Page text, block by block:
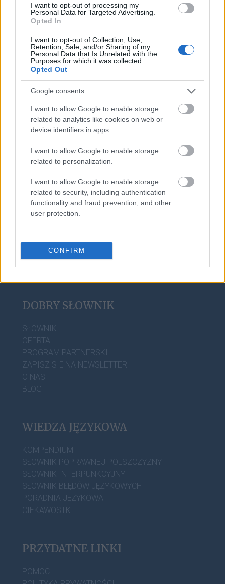
I want to opt-out of processing my
Personal Data for Targeted Advertising.
Opted In
I want to opt-out of Collection, Use,
Retention, Sale, and/or Sharing of my
Personal Data that Is Unrelated with the
Purposes for which it was collected.
Opted Out
Google consents
I want to allow Google to enable storage
related to analytics like cookies on web or
device identifiers in apps.
I want to allow Google to enable storage
related to personalization.
I want to allow Google to enable storage
related to security, including authentication
functionality and fraud prevention, and other
user protection.
CONFIRM
trollować
mockument
atencja
DOBRY SŁOWNIK
SŁOWNIK
OFERTA
PROGRAM PARTNERSKI
ZAPISZ SIĘ NA NEWSLETTER
O NAS
BLOG
WIEDZA JĘZYKOWA
KOMPENDIUM
SŁOWNIK POPRAWNEJ POLSZCZYZNY
SŁOWNIK INTERPUNKCYJNY
SŁOWNIK BŁĘDÓW JĘZYKOWYCH
PORADNIA JĘZYKOWA
CIEKAWOSTKI
PRZYDATNE LINKI
POMOC